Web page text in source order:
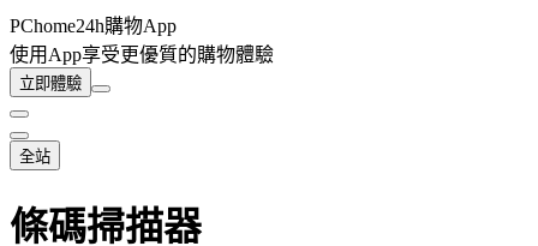
PChome24h購物App
使用App享受更優質的購物體驗
立即體驗
全站
條碼掃描器